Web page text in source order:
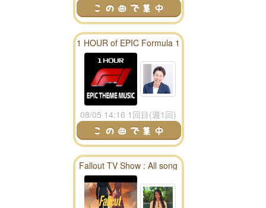
1 HOUR of EPIC Formula 1
Theme Music
08/05 14:16 1回目(週1回)
Fallout TV Show : All song
season 1 playlist - fallout
radio